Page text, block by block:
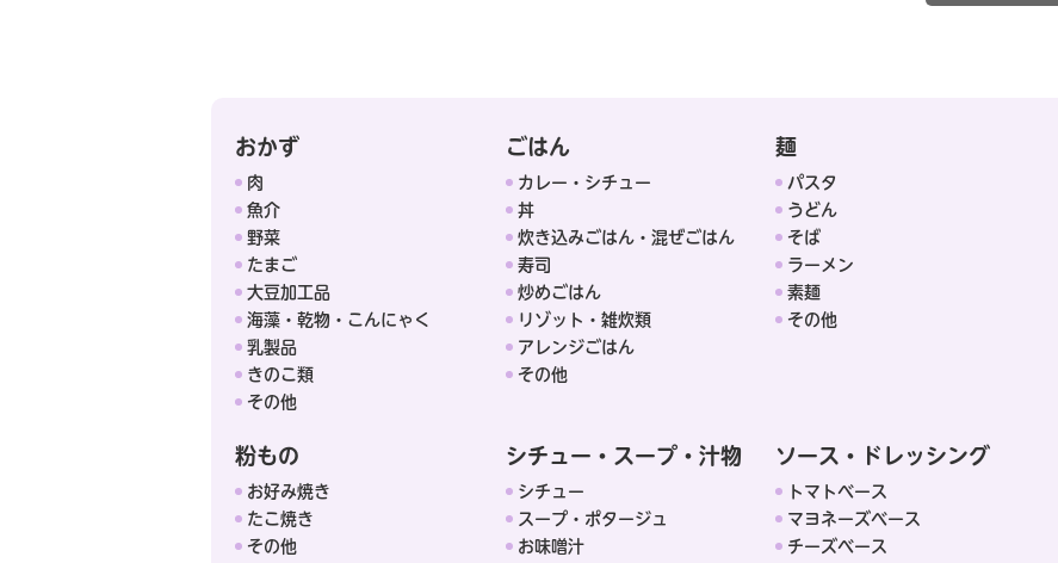
おかず
肉
魚介
野菜
たまご
大豆加工品
海藻・乾物・こんにゃく
乳製品
きのこ類
その他
ごはん
カレー・シチュー
丼
炊き込みごはん・混ぜごはん
寿司
炒めごはん
リゾット・雑炊類
アレンジごはん
その他
麺
パスタ
うどん
そば
ラーメン
素麺
その他
粉もの
お好み焼き
たこ焼き
その他
シチュー・スープ・汁物
シチュー
スープ・ポタージュ
お味噌汁
ソース・ドレッシング
トマトベース
マヨネーズベース
チーズベース